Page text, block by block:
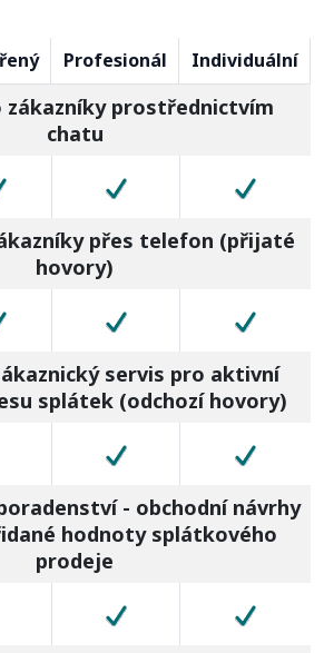
Profesionál Individuální
zákazníky prostřednictvím
chatu
přes telefon (přijaté
hovory)
servis pro aktivní
splátek (odchozí hovory)
- obchodní návrhy
hodnoty splátkového
prodeje